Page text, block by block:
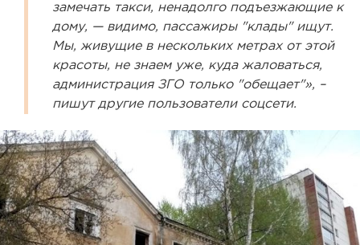
замечать такси, ненадолго подъезжающие к
дому, — видимо, пассажиры "клады" ищут.
Мы, живущие в нескольких метрах от этой
красоты, не знаем уже, куда жаловаться,
администрация ЗГО только "обещает"», –
пишут другие пользователи соцсети.